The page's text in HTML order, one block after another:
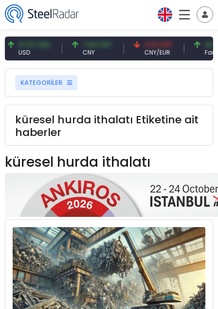
47,57 USD
USD
7,09 CNY
CNY
0,13 CNY
CNY/EUR
41,54
Faiz
KATEGORİLER
küresel hurda ithalatı Etiketine ait
haberler
küresel hurda ithalatı